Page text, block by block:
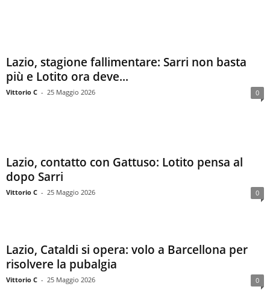
Lazio, stagione fallimentare: Sarri non basta
più e Lotito ora deve...
Vittorio C - 25 Maggio 2026 0
Lazio, contatto con Gattuso: Lotito pensa al
dopo Sarri
Vittorio C - 25 Maggio 2026 0
Lazio, Cataldi si opera: volo a Barcellona per
risolvere la pubalgia
Vittorio C - 25 Maggio 2026 0